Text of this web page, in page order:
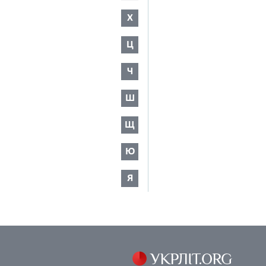
Х
Ц
Ч
Ш
Щ
Ю
Я